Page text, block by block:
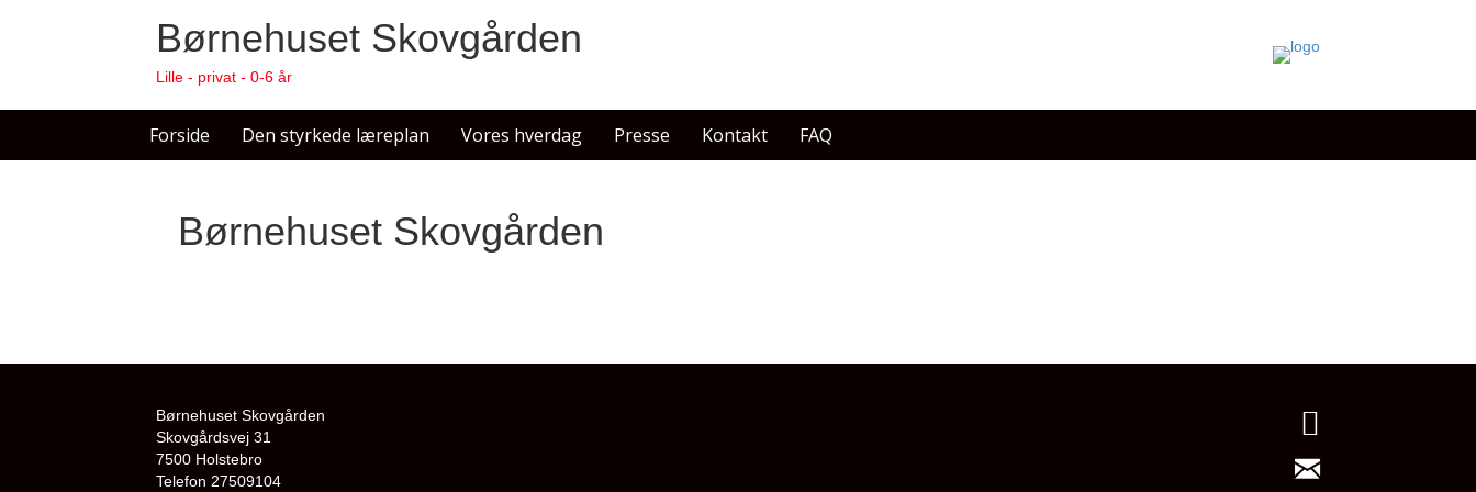
Børnehuset Skovgården
Lille - privat - 0-6 år
Forside Den styrkede læreplan Vores hverdag Presse Kontakt FAQ
Børnehuset Skovgården
Børnehuset Skovgården
Skovgårdsvej 31
7500 Holstebro
Telefon 27509104